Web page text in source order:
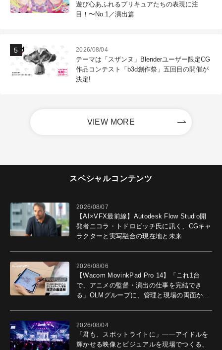
遊び心あふれるプリキュアたちの表現に注
目！〜No.1／演出篇
2026/08/04
テーマは「スザンヌ」Blenderユーザー限定CG
作品コンテスト「b3d創作祭」五回目の開催が
決定!
VIEW MORE
スペシャルコンテンツ
2026/08/07
【AI×VFX最前線】Autodesk Flow Studio開
発者ニコラ・トドロビッチ氏に訊く、CGキャ
ラクターと実写融合の現在地と未来
2026/08/06
【Wacom MovinkPad Pro 14】「これ1台
で、アニメの監督・演出の仕事を完結でき
る」OLMグループに、管理と現場の両面から
2026/08/04
「君も、スポットライトに」――アイドルを
輝かせる映像とビジュアルを現場でつくる、